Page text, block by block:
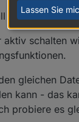
schalten
gleichen
kann - das
probiere es
Lassen Sie